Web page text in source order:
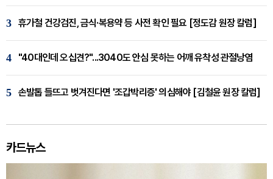
3 휴가철 건강검진, 금식·복용약 등 사전 확인 필요 [정도감 원장 칼럼]
4 "40대인데 오십견?"...3040도 안심 못하는 어깨 유착성 관절낭염
5 손발톱 들뜨고 벗겨진다면 '조갑박리증' 의심해야 [김철윤 원장 칼럼]
카드뉴스